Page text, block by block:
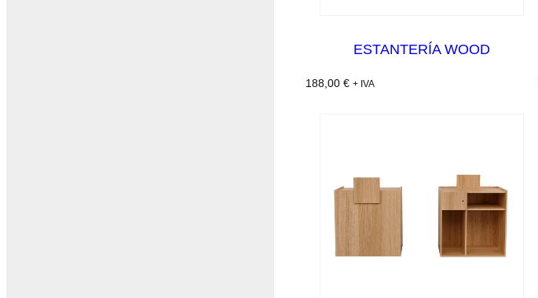
ESTANTERÍA WOOD
188,00 € + IVA